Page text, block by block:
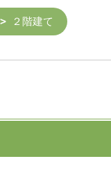
２階建て